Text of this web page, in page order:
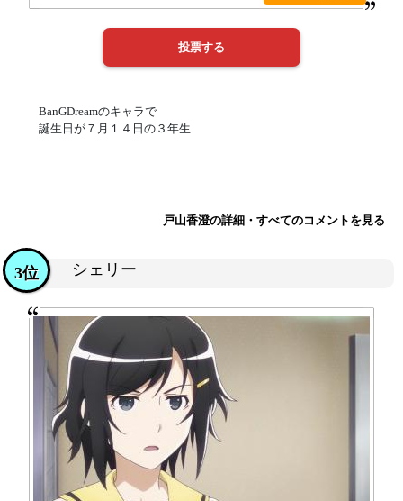
BanGDreamのキャラで
誕生日が７月１４日の３年生
戸山香澄の詳細・すべてのコメントを見る
シェリー
3位